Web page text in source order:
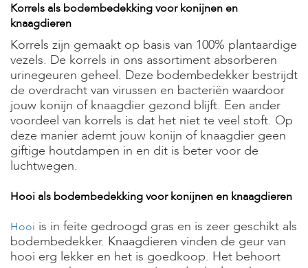
Korrels als bodembedekking voor konijnen en
knaagdieren
Korrels zijn gemaakt op basis van 100% plantaardige
vezels. De korrels in ons assortiment absorberen
urinegeuren geheel. Deze bodembedekker bestrijdt
de overdracht van virussen en bacteriën waardoor
jouw konijn of knaagdier gezond blijft. Een ander
voordeel van korrels is dat het niet te veel stoft. Op
deze manier ademt jouw konijn of knaagdier geen
giftige houtdampen in en dit is beter voor de
luchtwegen.
Hooi als bodembedekking voor konijnen en knaagdieren
Hooi is in feite gedroogd gras en is zeer geschikt als
bodembedekker. Knaagdieren vinden de geur van
hooi erg lekker en het is goedkoop. Het behoort